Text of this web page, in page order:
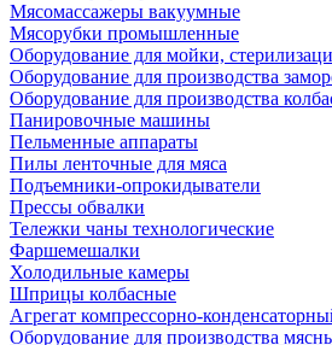
Мясомассажеры вакуумные
Мясорубки промышленные
Оборудование для мойки,
Оборудование для производства
Оборудование для производства
Панировочные машины
Пельменные аппараты
Пилы ленточные для мяса
Подъемники-опрокидыватели
Прессы обвалки
Тележки чаны технологические
Фаршемешалки
Холодильные камеры
Шприцы колбасные
Агрегат компрессорно-
Оборудование для производства